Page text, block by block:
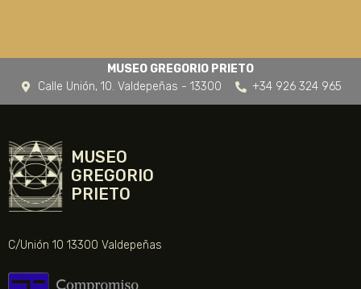
MUSEO GREGORIO PRIETO
Calle Unión, 10. Valdepeñas - 13300
+34 926 324 965
MUSEO
GREGORIO
PRIETO
C/Unión 10 13300 Valdepeñas